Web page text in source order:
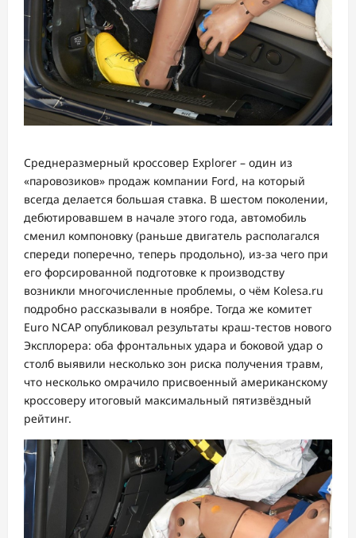
Среднеразмерный кроссовер Explorer – один из
«паровозиков» продаж компании Ford, на который
всегда делается большая ставка. В шестом поколении,
дебютировавшем в начале этого года, автомобиль
сменил компоновку (раньше двигатель располагался
спереди поперечно, теперь продольно), из-за чего при
его форсированной подготовке к производству
возникли многочисленные проблемы, о чём Kolesa.ru
подробно рассказывали в ноябре. Тогда же комитет
Euro NCAP опубликовал результаты краш-тестов нового
Эксплорера: оба фронтальных удара и боковой удар о
столб выявили несколько зон риска получения травм,
что несколько омрачило присвоенный американскому
кроссоверу итоговый максимальный пятизвёздный
рейтинг.